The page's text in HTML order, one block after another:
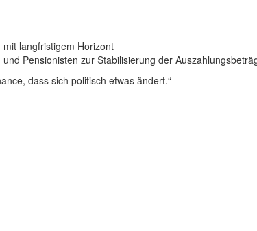
langfristigem Horizont
Pensionisten zur Stabilisierung der
dass sich politisch etwas ändert.“